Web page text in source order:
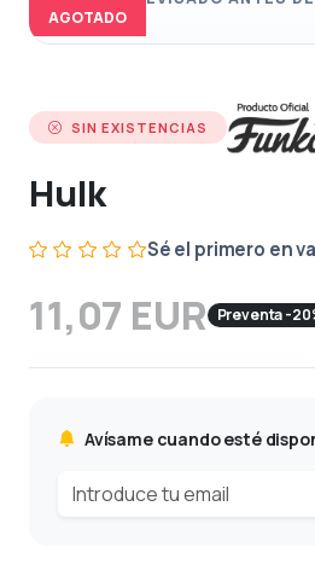
AGOTADO
SIN EXISTENCIAS
Hulk
Sé el primero en
11,07 EUR Preventa -
Avísame cuando esté